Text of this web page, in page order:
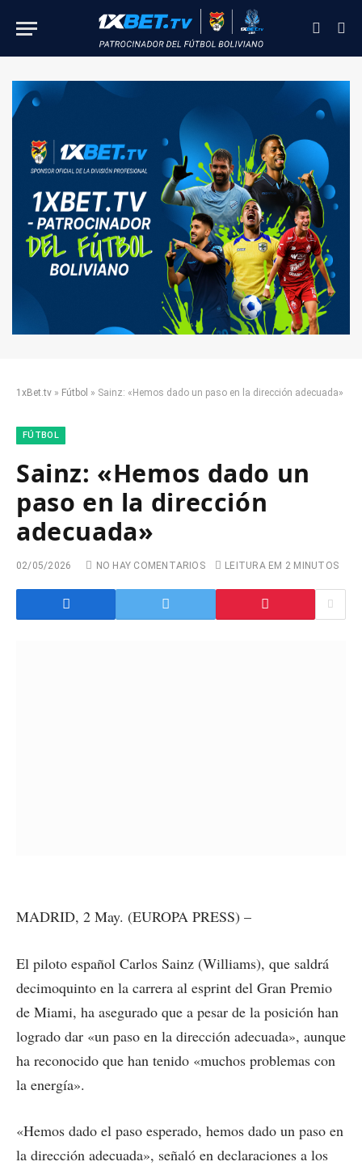
1xBet.tv » Fútbol » Sainz: «Hemos dado un paso en la dirección adecuada»
FÚTBOL
Sainz: «Hemos dado un
paso en la dirección
adecuada»
02/05/2026 NO HAY COMENTARIOS LEITURA EM 2 MINUTOS
MADRID, 2 May. (EUROPA PRESS) –
El piloto español Carlos Sainz (Williams), que saldrá
decimoquinto en la carrera al esprint del Gran Premio
de Miami, ha asegurado que a pesar de la posición han
logrado dar «un paso en la dirección adecuada», aunque
ha reconocido que han tenido «muchos problemas con
la energía».
«Hemos dado el paso esperado, hemos dado un paso en
la dirección adecuada», señaló en declaraciones a los